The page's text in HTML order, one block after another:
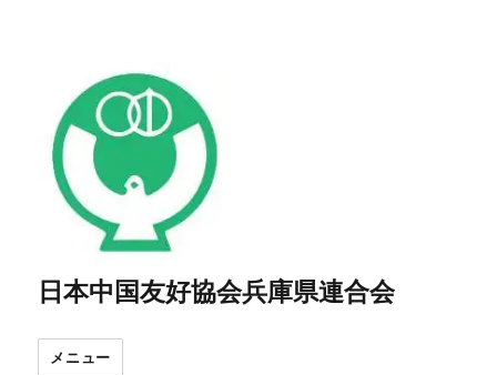
日本中国友好協会兵庫県連合会
メニュー